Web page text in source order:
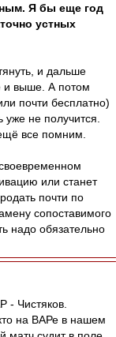
Я бы еще год
устных
и дальше
и выше. А потом
почти бесплатно)
не получится.
все помним.
или станет
почти по
сопоставимого
надо обязательно
- Чистяков.
на ВАРе в нашем